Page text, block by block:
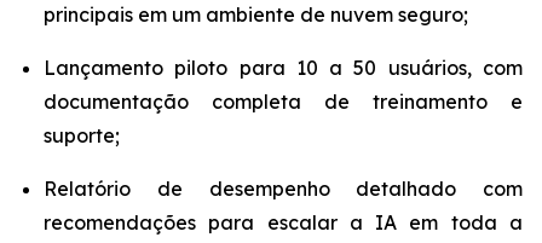
principais em um ambiente de nuvem seguro;
Lançamento piloto para 10 a 50 usuários, com
documentação completa de treinamento e
suporte;
Relatório de desempenho detalhado com
recomendações para escalar a IA em toda a